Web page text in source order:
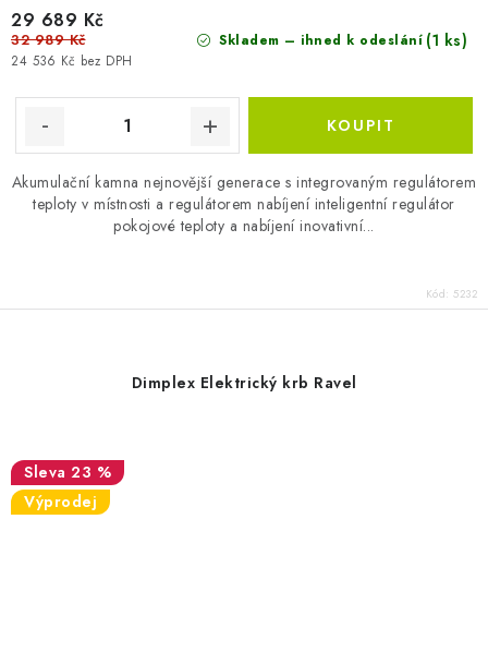
Skladem – ihned k odeslání (1 ks)
24 536 Kč bez DPH
29 689 Kč
32 989 Kč
Akumulační kamna nejnovější generace s integrovaným regulátorem
teploty v místnosti a regulátorem nabíjení inteligentní regulátor
pokojové teploty a nabíjení inovativní...
Kód: 5232
Dimplex Elektrický krb Ravel
23 %
Výprodej